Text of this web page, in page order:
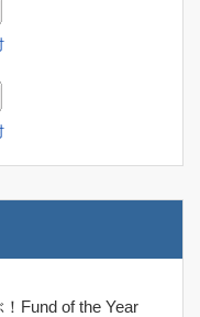
Fund of the Year